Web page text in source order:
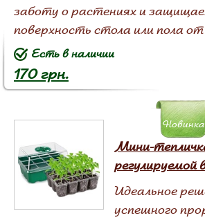
заботу о растениях и
поверхность стола или пола от
170 грн.
Есть в наличии
Мини-
регулируемой
Идеальное
успешного
Новинка